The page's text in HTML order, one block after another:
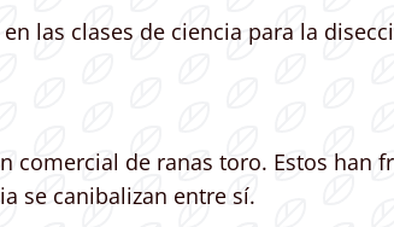
las clases de ciencia para la
comercial de ranas toro. Estos
se canibalizan entre sí.